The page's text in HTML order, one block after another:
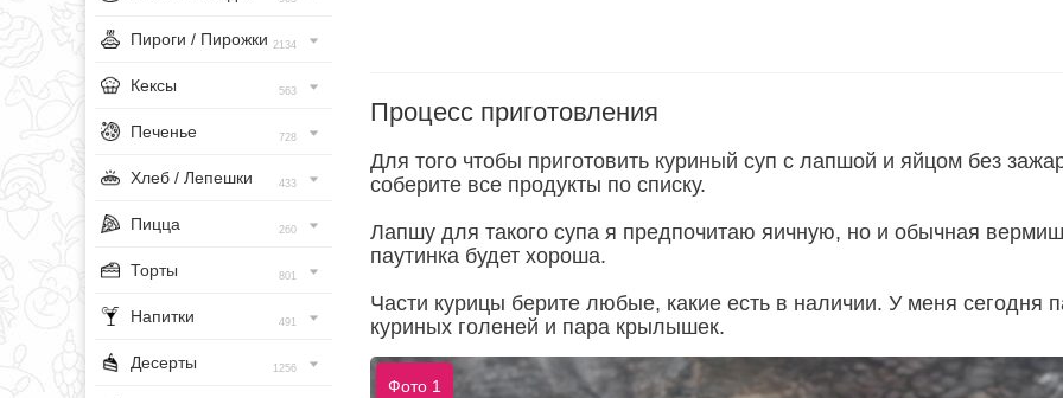
Пироги / Пирожки 2134
Кексы 563
Печенье 728
Хлеб / Лепешки 433
Пицца 260
Торты 801
Напитки 491
Десерты 1256
Процесс приготовления
Для того чтобы приготовить куриный суп с лапшой и яйцом без
соберите все продукты по списку.
Лапшу для такого супа я предпочитаю яичную, но и обычная
паутинка будет хороша.
Части курицы берите любые, какие есть в наличии. У меня сегодня
куриных голеней и пара крылышек.
Фото 1